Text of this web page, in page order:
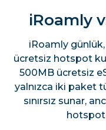
iRoamly
iRoamly günlük,
ücretsiz hotspot
500MB ücretsiz
yalnızca iki paket
sınırsız sunar,
hotspot